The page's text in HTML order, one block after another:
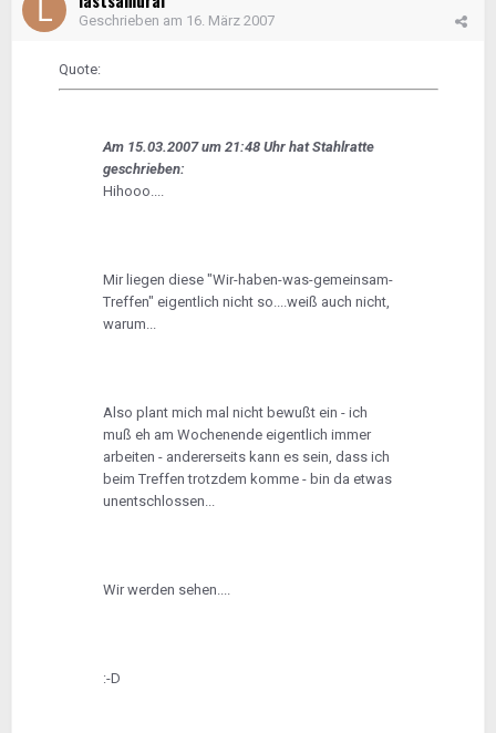
Geschrieben am 16. März 2007
Quote:
Am 15.03.2007 um 21:48 Uhr hat Stahlratte
geschrieben:
Hihooo....
Mir liegen diese "Wir-haben-was-gemeinsam-
Treffen" eigentlich nicht so....weiß auch nicht,
warum...
Also plant mich mal nicht bewußt ein - ich
muß eh am Wochenende eigentlich immer
arbeiten - andererseits kann es sein, dass ich
beim Treffen trotzdem komme - bin da etwas
unentschlossen...
Wir werden sehen....
:-D